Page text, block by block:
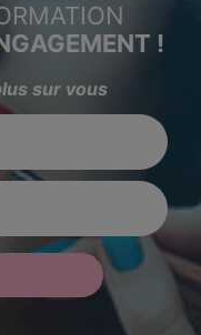
!
sur vous